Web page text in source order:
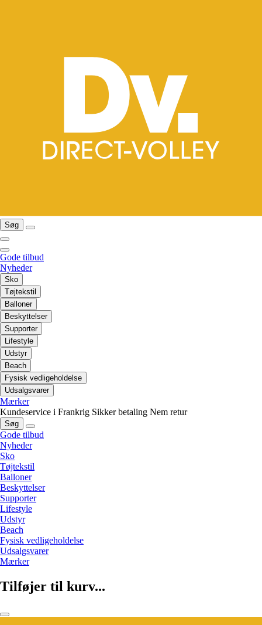
Søg
Gode tilbud
Nyheder
Sko
Tøjtekstil
Balloner
Beskyttelser
Supporter
Lifestyle
Udstyr
Beach
Fysisk vedligeholdelse
Udsalgsvarer
Mærker
Kundeservice i Frankrig Sikker betaling Nem retur
Søg
Gode tilbud
Nyheder
Sko
Tøjtekstil
Balloner
Beskyttelser
Supporter
Lifestyle
Udstyr
Beach
Fysisk vedligeholdelse
Udsalgsvarer
Mærker
Tilføjer til kurv...